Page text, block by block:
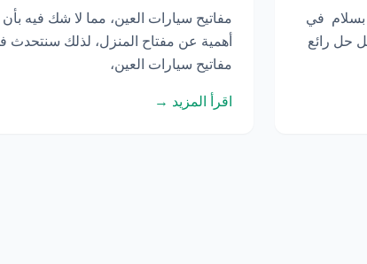
بسلام في
حل رائع
مفاتيح سيارات العين، مما لا شك فيه بأن
أهمية عن مفتاح المنزل، لذلك سنتحدث
مفاتيح سيارات العين،
اقرأ المزيد →